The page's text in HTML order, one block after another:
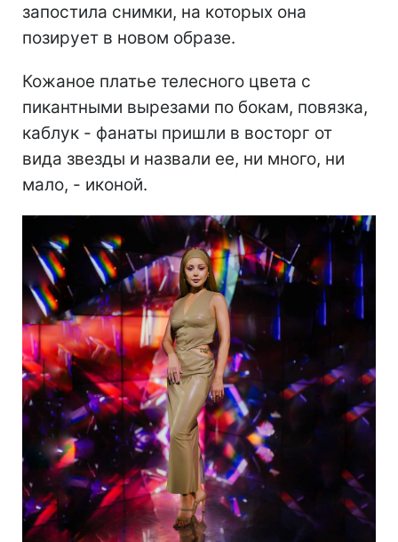
запостила снимки, на которых она
позирует в новом образе.
Кожаное платье телесного цвета с
пикантными вырезами по бокам, повязка,
каблук - фанаты пришли в восторг от
вида звезды и назвали ее, ни много, ни
мало, - иконой.